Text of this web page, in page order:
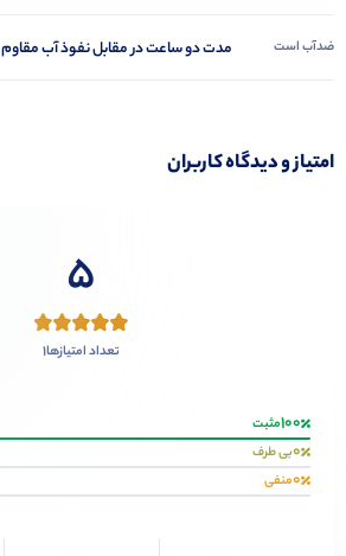
ضدآب است مدت دو ساعت در مقابل نفوذ آب مقاوم
امتیاز و دیدگاه کاربران
5
تعداد امتیازها1
100مثبت
0بی طرف
0منفی